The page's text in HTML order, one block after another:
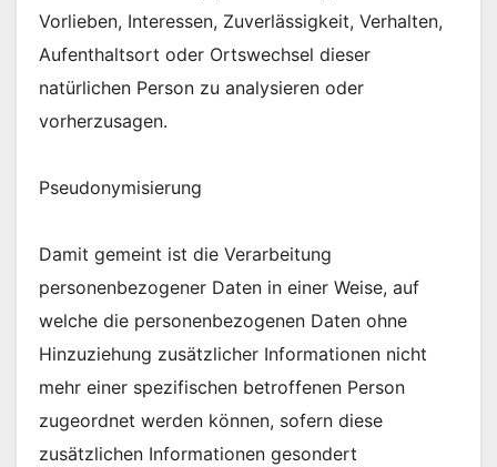
Vorlieben, Interessen, Zuverlässigkeit, Verhalten,
Aufenthaltsort oder Ortswechsel dieser
natürlichen Person zu analysieren oder
vorherzusagen.
Pseudonymisierung
Damit gemeint ist die Verarbeitung
personenbezogener Daten in einer Weise, auf
welche die personenbezogenen Daten ohne
Hinzuziehung zusätzlicher Informationen nicht
mehr einer spezifischen betroffenen Person
zugeordnet werden können, sofern diese
zusätzlichen Informationen gesondert